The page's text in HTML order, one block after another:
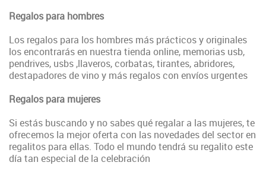
Regalos para hombres
Los regalos para los hombres más prácticos y originales
los encontrarás en nuestra tienda online, memorias usb,
pendrives, usbs ,llaveros, corbatas, tirantes, abridores,
destapadores de vino y más regalos con envíos urgentes
Regalos para mujeres
Si estás buscando y no sabes qué regalar a las mujeres, te
ofrecemos la mejor oferta con las novedades del sector en
regalitos para ellas. Todo el mundo tendrá su regalito este
día tan especial de la celebración